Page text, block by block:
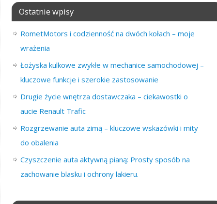
Ostatnie wpisy
RometMotors i codzienność na dwóch kołach – moje
wrażenia
Łożyska kulkowe zwykłe w mechanice samochodowej –
kluczowe funkcje i szerokie zastosowanie
Drugie życie wnętrza dostawczaka – ciekawostki o
aucie Renault Trafic
Rozgrzewanie auta zimą – kluczowe wskazówki i mity
do obalenia
Czyszczenie auta aktywną pianą: Prosty sposób na
zachowanie blasku i ochrony lakieru.